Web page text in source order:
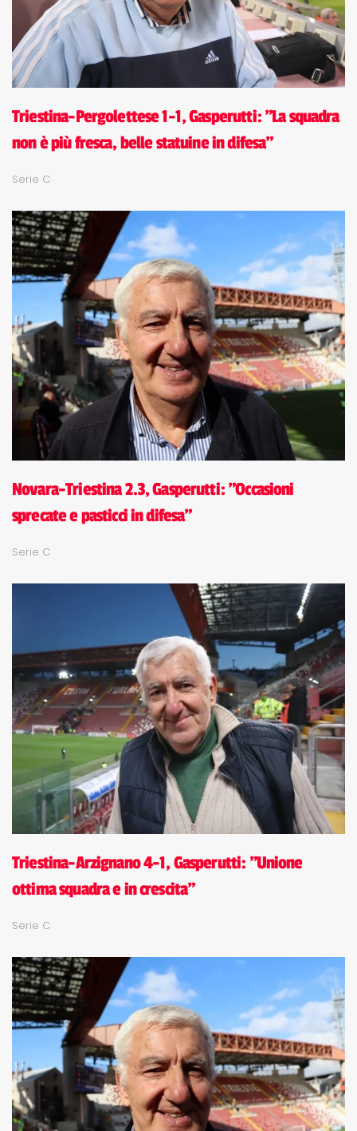
Triestina-Pergolettese 1-1, Gasperutti: "La squadra
non è più fresca, belle statuine in difesa"
Serie C
Novara-Triestina 2.3, Gasperutti: "Occasioni
sprecate e pasticci in difesa"
Serie C
Triestina-Arzignano 4-1, Gasperutti: "Unione
ottima squadra e in crescita"
Serie C